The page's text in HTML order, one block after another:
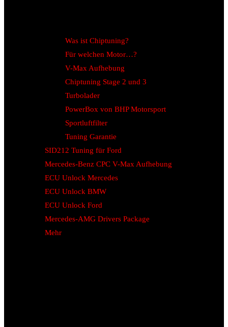
Was ist Chiptuning?
Für welchen Motor…?
V-Max Aufhebung
Chiptuning Stage 2 und 3
Turbolader
PowerBox von BHP Motorsport
Sportluftfilter
Tuning Garantie
SID212 Tuning für Ford
Mercedes-Benz CPC V-Max Aufhebung
ECU Unlock Mercedes
ECU Unlock BMW
ECU Unlock Ford
Mercedes-AMG Drivers Package
Mehr